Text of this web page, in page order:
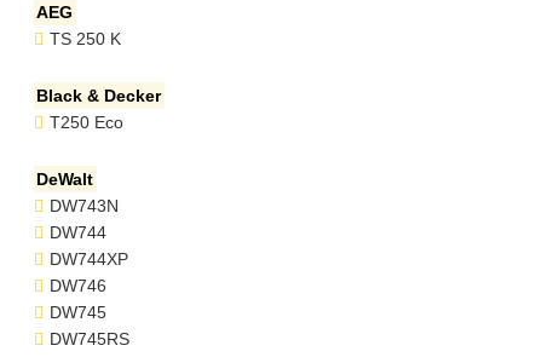
AEG
TS 250 K
Black & Decker
T250 Eco
DeWalt
DW743N
DW744
DW744XP
DW746
DW745
DW745RS